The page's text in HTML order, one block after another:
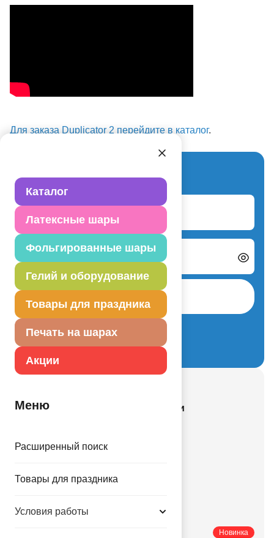
Каталог
Латексные шары
Фольгированные шары
Гелий и оборудование
Товары для праздника
Печать на шарах
Акции
Меню
Расширенный поиск
Товары для праздника
Условия работы
Для заказа Duplicator 2 перейдите в каталог.
Авторизоваться
Регистрация нового партнера
Все действующие акции и скидки
Гелий и оборудование
Купить оптом
Купить в розницу
Новинка